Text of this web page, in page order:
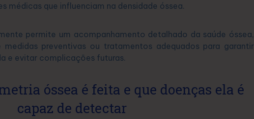
médicas que influenciam na densidade óssea.
permite um acompanhamento detalhado da saúde óssea,
preventivas ou tratamentos adequados para garantir
e evitar complicações futuras.
óssea é feita e que doenças ela é
capaz de detectar